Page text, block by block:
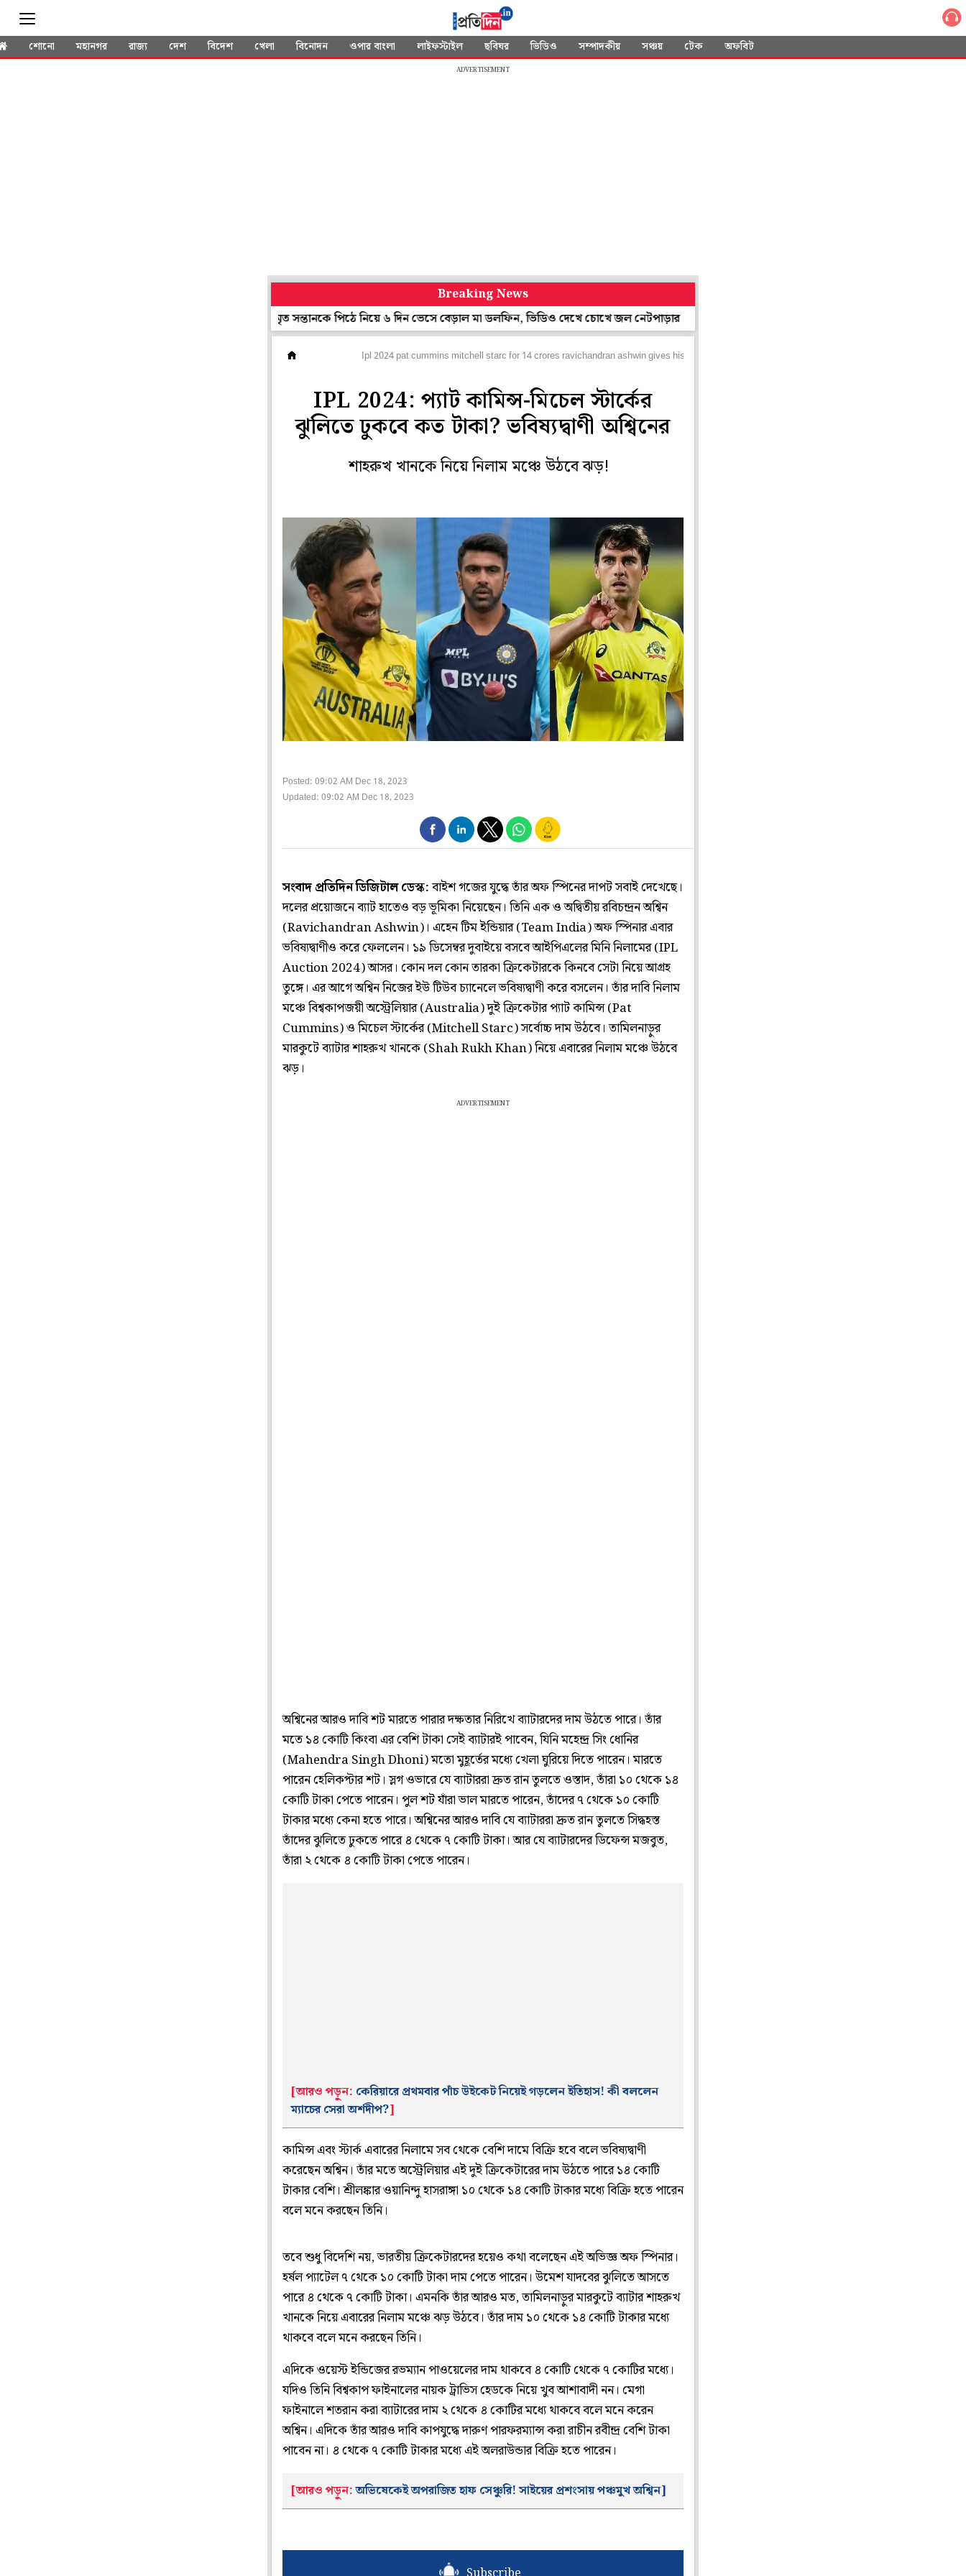
শোনো মহানগর রাজ্য দেশ বিদেশ খেলা বিনোদন ওপার বাংলা লাইফস্টাইল ছবিঘর ভিডিও সম্পাদকীয় সঞ্চয় টেক অফবিট
ADVERTISEMENT
Breaking News
মৃত সন্তানকে পিঠে নিয়ে ৬ দিন ভেসে বেড়াল মা ডলফিন, ভিডিও দেখে চোখে জল নেটপাড়ার ১৫ হাজার ফোন, ১৬ মৃত্যু! হরমুজের হাহাকারে ভারতীয় নাবিকদের
Ipl 2024 pat cummins mitchell starc for 14 crores ravichandran ashwin gives his ipl 2024 auction predictions in unique style
IPL 2024: প্যাট কামিন্স-মিচেল স্টার্কের
ঝুলিতে ঢুকবে কত টাকা? ভবিষ্যদ্বাণী অশ্বিনের
শাহরুখ খানকে নিয়ে নিলাম মঞ্চে উঠবে ঝড়!
Posted: 09:02 AM Dec 18, 2023
Updated: 09:02 AM Dec 18, 2023
সংবাদ প্রতিদিন ডিজিটাল ডেস্ক:বাইশ গজের যুদ্ধে তাঁর অফ স্পিনের দাপট সবাই দেখেছে।
দলের প্রয়োজনে ব্যাট হাতেও বড় ভূমিকা নিয়েছেন। তিনি এক ও অদ্বিতীয় রবিচন্দ্রন অশ্বিন
(Ravichandran Ashwin)। এহেন টিম ইন্ডিয়ার (Team India) অফ স্পিনার এবার
ভবিষ্যদ্বাণীও করে ফেললেন। ১৯ ডিসেম্বর দুবাইয়ে বসবে আইপিএলের মিনি নিলামের (IPL
Auction 2024) আসর। কোন দল কোন তারকা ক্রিকেটারকে কিনবে সেটা নিয়ে আগ্রহ
তুঙ্গে। এর আগে অশ্বিন নিজের ইউ টিউব চ্যানেলে ভবিষ্যদ্বাণী করে বসলেন। তাঁর দাবি নিলাম
মঞ্চে বিশ্বকাপজয়ী অস্ট্রেলিয়ার (Australia) দুই ক্রিকেটার প্যাট কামিন্স (Pat
Cummins) ও মিচেল স্টার্কের (Mitchell Starc) সর্বোচ্চ দাম উঠবে। তামিলনাড়ুর
মারকুটে ব্যাটার শাহরুখ খানকে (Shah Rukh Khan) নিয়ে এবারের নিলাম মঞ্চে উঠবে
ঝড়।
ADVERTISEMENT
অশ্বিনের আরও দাবি শট মারতে পারার দক্ষতার নিরিখে ব্যাটারদের দাম উঠতে পারে। তাঁর
মতে ১৪ কোটি কিংবা এর বেশি টাকা সেই ব্যাটারই পাবেন, যিনি মহেন্দ্র সিং ধোনির
(Mahendra Singh Dhoni) মতো মুহূর্তের মধ্যে খেলা ঘুরিয়ে দিতে পারেন। মারতে
পারেন হেলিকপ্টার শট। স্লগ ওভারে যে ব্যাটাররা দ্রুত রান তুলতে ওস্তাদ, তাঁরা ১০ থেকে ১৪
কোটি টাকা পেতে পারেন। পুল শট যাঁরা ভাল মারতে পারেন, তাঁদের ৭ থেকে ১০ কোটি
টাকার মধ্যে কেনা হতে পারে। অশ্বিনের আরও দাবি যে ব্যাটাররা দ্রুত রান তুলতে সিদ্ধহস্ত
তাঁদের ঝুলিতে ঢুকতে পারে ৪ থেকে ৭ কোটি টাকা। আর যে ব্যাটারদের ডিফেন্স মজবুত,
তাঁরা ২ থেকে ৪ কোটি টাকা পেতে পারেন।
[আরও পড়ুন: কেরিয়ারে প্রথমবার পাঁচ উইকেট নিয়েই গড়লেন ইতিহাস! কী বললেন
ম্যাচের সেরা অর্শদীপ?]
কামিন্স এবং স্টার্ক এবারের নিলামে সব থেকে বেশি দামে বিক্রি হবে বলে ভবিষ্যদ্বাণী
করেছেন অশ্বিন। তাঁর মতে অস্ট্রেলিয়ার এই দুই ক্রিকেটারের দাম উঠতে পারে ১৪ কোটি
টাকার বেশি। শ্রীলঙ্কার ওয়ানিন্দু হাসরাঙ্গা ১০ থেকে ১৪ কোটি টাকার মধ্যে বিক্রি হতে পারেন
বলে মনে করছেন তিনি।
তবে শুধু বিদেশি নয়, ভারতীয় ক্রিকেটারদের হয়েও কথা বলেছেন এই অভিজ্ঞ অফ স্পিনার।
হর্ষল প্যাটেল ৭ থেকে ১০ কোটি টাকা দাম পেতে পারেন। উমেশ যাদবের ঝুলিতে আসতে
পারে ৪ থেকে ৭ কোটি টাকা। এমনকি তাঁর আরও মত, তামিলনাড়ুর মারকুটে ব্যাটার শাহরুখ
খানকে নিয়ে এবারের নিলাম মঞ্চে ঝড় উঠবে। তাঁর দাম ১০ থেকে ১৪ কোটি টাকার মধ্যে
থাকবে বলে মনে করছেন তিনি।
এদিকে ওয়েস্ট ইন্ডিজের রভম্যান পাওয়েলের দাম থাকবে ৪ কোটি থেকে ৭ কোটির মধ্যে।
যদিও তিনি বিশ্বকাপ ফাইনালের নায়ক ট্রাভিস হেডকে নিয়ে খুব আশাবাদী নন। মেগা
ফাইনালে শতরান করা ব্যাটারের দাম ২ থেকে ৪ কোটির মধ্যে থাকবে বলে মনে করেন
অশ্বিন। এদিকে তাঁর আরও দাবি কাপযুদ্ধে দারুণ পারফরম্যান্স করা রাচীন রবীন্দ্র বেশি টাকা
পাবেন না। ৪ থেকে ৭ কোটি টাকার মধ্যে এই অলরাউন্ডার বিক্রি হতে পারেন।
[আরও পড়ুন:অভিষেকেই অপরাজিত হাফ সেঞ্চুরি! সাইয়ের প্রশংসায় পঞ্চমুখ অশ্বিন]